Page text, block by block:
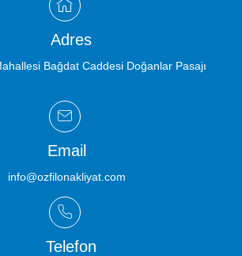
Adres
Bağdat Caddesi Doğanlar Pasajı
Email
info@ozfilonakliyat.com
Telefon